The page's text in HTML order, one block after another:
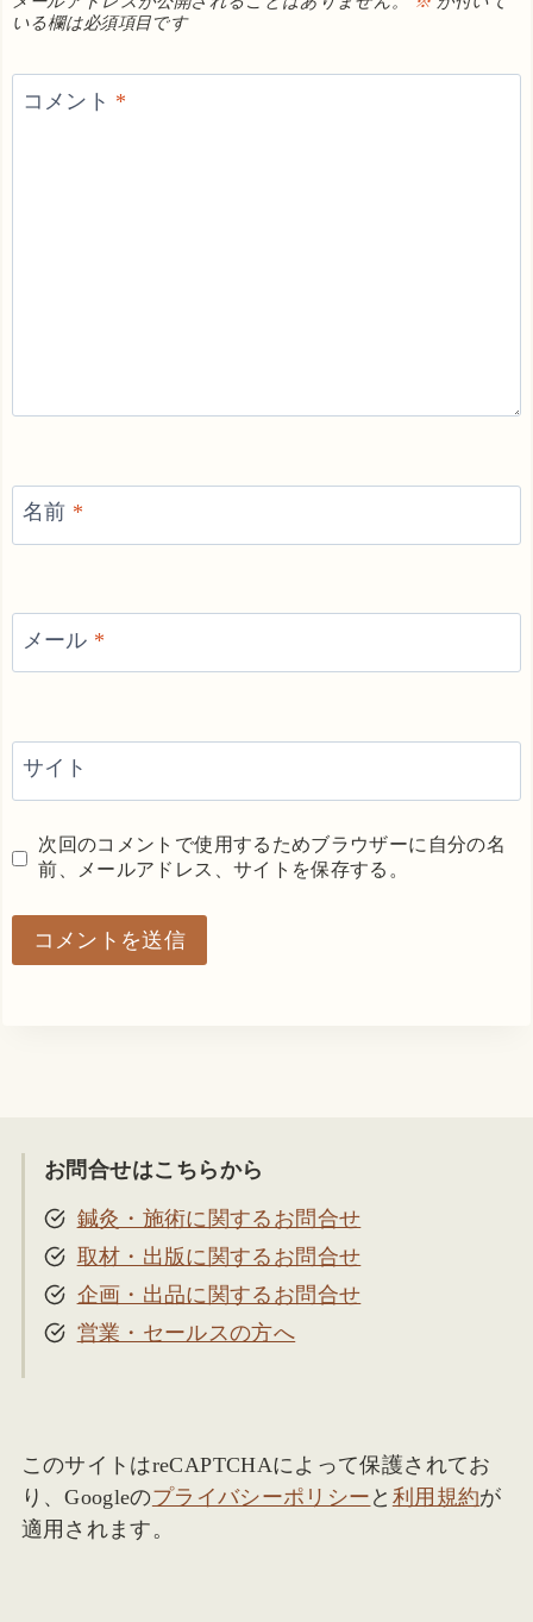
いる欄は必須項目です
コメント *
名前 *
メール *
サイト
次回のコメントで使用するためブラウザーに自分の名
前、メールアドレス、サイトを保存する。
お問合せはこちらから
鍼灸・施術に関するお問合せ
取材・出版に関するお問合せ
企画・出品に関するお問合せ
営業・セールスの方へ
このサイトはreCAPTCHAによって保護されてお
り、Googleのプライバシーポリシー と 利用規約が
適用されます。